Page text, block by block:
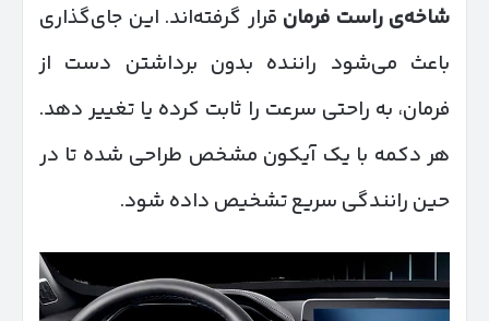
شاخه‌ی راست فرمان قرار گرفته‌اند. این جای‌گذاری
باعث می‌شود راننده بدون برداشتن دست از
فرمان، به راحتی سرعت را ثابت کرده یا تغییر دهد.
هر دکمه با یک آیکون مشخص طراحی شده تا در
حین رانندگی سریع تشخیص داده شود.